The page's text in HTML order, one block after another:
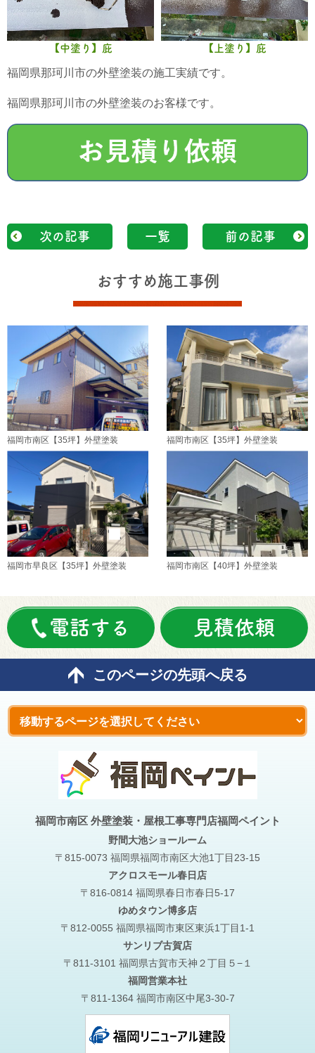
【中塗り】庇 【上塗り】庇
福岡県那珂川市の外壁塗装の施工実績です。
福岡県那珂川市の外壁塗装のお客様です。
次の記事 一覧 前の記事
おすすめ施工事例
福岡市南区【35坪】外壁塗装 福岡市南区【35坪】外壁塗装
福岡市早良区【35坪】外壁塗装 福岡市南区【40坪】外壁塗装
電話する 見積依頼
このページの先頭へ戻る
福岡市南区 外壁塗装・屋根工事専門店福岡ペイント
野間大池ショールーム
〒815-0073 福岡県福岡市南区大池1丁目23-15
アクロスモール春日店
〒816-0814 福岡県春日市春日5-17
ゆめタウン博多店
〒812-0055 福岡県福岡市東区東浜1丁目1-1
サンリブ古賀店
〒811-3101 福岡県古賀市天神２丁目５−１
福岡営業本社
〒811-1364 福岡市南区中尾3-30-7